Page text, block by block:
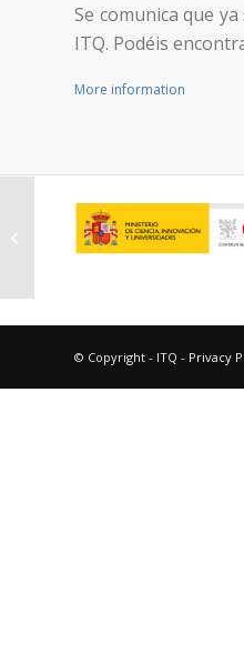
Se comunica que
ITQ. Podéis
More information
© Copyright - ITQ - Privacy
Convocatoria de Contratos
Predoctorales La Caixa-
Ochoa